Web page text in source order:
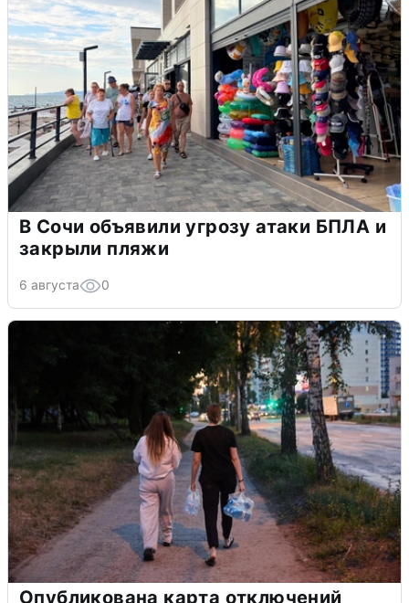
В Сочи объявили угрозу атаки БПЛА и
закрыли пляжи
6 августа 0
Опубликована карта отключений